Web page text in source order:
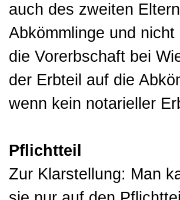
auch des zweiten
Abkömmlinge und
die Vorerbschaft bei
der Erbteil auf die
wenn kein notarieller
Pflichtteil
Zur Klarstellung: Man